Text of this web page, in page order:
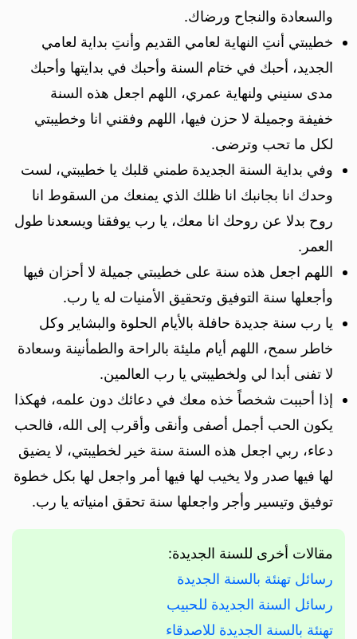
والسعادة والنجاح ورضاك.
خطيبتي أنتِ النهاية لعامي القديم وأنتِ بداية لعامي
الجديد، أحبك في ختام السنة وأحبك في بدايتها وأحبك
مدى سنيني ولنهاية عمري، اللهم اجعل هذه السنة
خفيفة وجميلة لا حزن فيها، اللهم وفقني انا وخطيبتي
لكل ما تحب وترضى.
وفي بداية السنة الجديدة طمني قلبك يا خطيبتي، لست
وحدك انا بجانبك انا ظلك الذي يمنعك من السقوط انا
روح بدلا عن روحك انا معك، يا رب يوفقنا ويسعدنا طول
العمر.
اللهم اجعل هذه سنة على خطيبتي جميلة لا أحزان فيها
وأجعلها سنة التوفيق وتحقيق الأمنيات له يا رب.
يا رب سنة جديدة حافلة بالأيام الحلوة والبشاير وكل
خاطر سمح، اللهم أيام مليئة بالراحة والطمأنينة وسعادة
لا تفنى أبدا لي ولخطيبتي يا رب العالمين.
إذا أحببت شخصاً خذه معك في دعائك دون علمه، فهكذا
يكون الحب أجمل أصفى وأنقى وأقرب إلى الله، فالحب
دعاء، ربي اجعل هذه السنة سنة خير لخطيبتي، لا يضيق
لها فيها صدر ولا يخيب لها فيها أمر واجعل لها بكل خطوة
توفيق وتيسير وأجر واجعلها سنة تحقق امنياته يا رب.
مقالات أخرى للسنة الجديدة:
رسائل تهنئة بالسنة الجديدة
رسائل السنة الجديدة للحبيب
تهنئة بالسنة الجديدة للاصدقاء